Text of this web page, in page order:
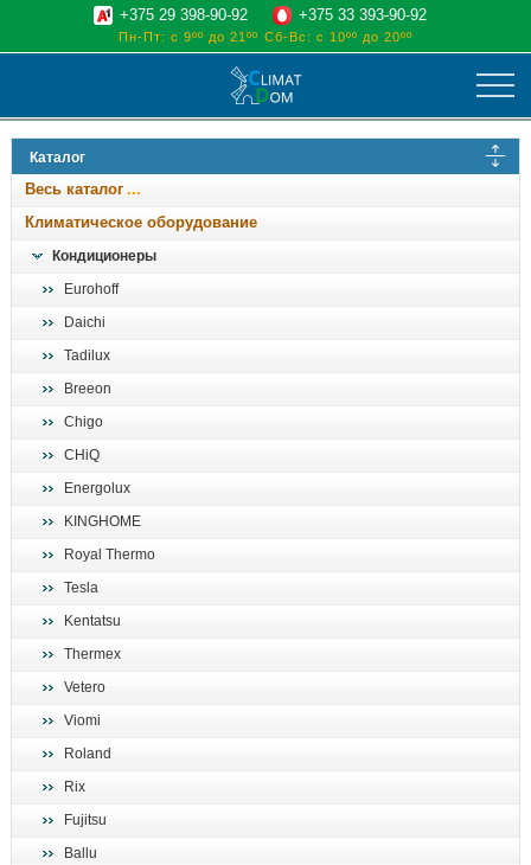
климат
отопительные котлы
водоснабжение
+375 29 398-90-92 +375 33 393-90-92
Пн-Пт: с 9ºº до 21ºº Сб-Вс: с 10ºº до 20ºº
Каталог
Весь каталог
Климатическое оборудование
Кондиционеры
Eurohoff
Daichi
Tadilux
Breeon
Chigo
CHiQ
Energolux
KINGHOME
Royal Thermo
Tesla
Kentatsu
Thermex
Vetero
Viomi
Roland
Rix
Fujitsu
Ballu